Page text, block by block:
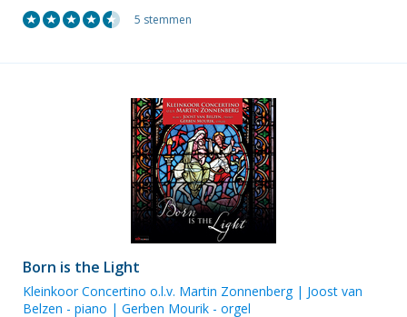
5 stemmen
Born is the Light
Kleinkoor Concertino o.l.v. Martin Zonnenberg| Joost van
Belzen - piano | Gerben Mourik - orgel